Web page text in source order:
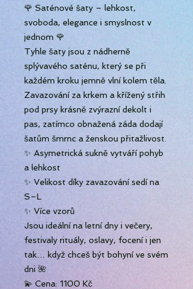
🌹 Saténové šaty – lehkost,
svoboda, elegance i smyslnost v
jednom 🌹
Tyhle šaty jsou z nádherně
splývavého saténu, který se při
každém kroku jemně vlní kolem těla.
Zavazování za krkem a křížený střih
pod prsy krásně zvýrazní dekolt i
pas, zatímco obnažená záda dodají
šatům šmrnc a ženskou přitažlivost.
✨ Asymetrická sukně vytváří pohyb
a lehkost
✨ Velikost díky zavazování sedí na
S–L
✨ Více vzorů
Jsou ideální na letní dny i večery,
festivaly rituály, oslavy, focení i jen
tak… když chceš být bohyní ve svém
dni 🌺
💫 Cena: 1100 Kč